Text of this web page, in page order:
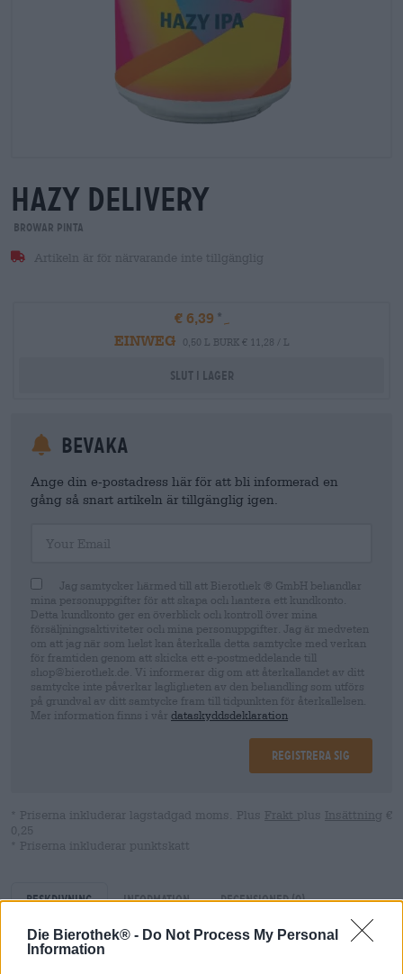
Die Bierothek® - Do Not Process My Personal
Information
hazy delivery
Browar Pinta
Artikeln är för närvarande inte tillgänglig
€ 6,39
EINWEG
0,50 L BURK € 11,28 / L
Slut i lager
Bevaka
Ange din e-postadress här för att bli informerad en
gång så snart artikeln är tillgänglig igen.
Jag samtycker härmed till att Bierothek ® GmbH behandlar
mina personuppgifter för att skapa och hantera ett kundkonto.
Detta kundkonto ger en överblick och kontroll över mina
försäljningsaktiviteter och mina personuppgifter. Jag är medveten
om att jag när som helst kan återkalla detta samtycke med verkan
för framtiden genom att skicka ett e-postmeddelande till
shop@bierothek.de. Vi informerar dig om att återkallandet av ditt
samtycke inte påverkar lagligheten av den behandling som utförs
på grundval av ditt samtycke fram till tidpunkten för återkallelsen.
Mer information finns i vår dataskyddsdeklaration
Registrera sig
* Priserna inkluderar lagstadgad moms. Plus Frakt plus Insättning €
0,25
* Priserna inkluderar punktskatt
Beskrivning Information Recensioner(0)